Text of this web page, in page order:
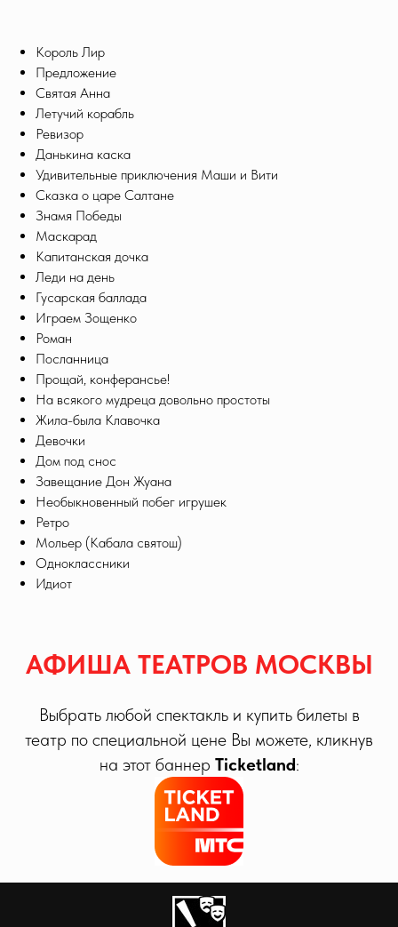
Король Лир
Предложение
Святая Анна
Летучий корабль
Ревизор
Данькина каска
Удивительные приключения Маши и Вити
Сказка о царе Салтане
Знамя Победы
Маскарад
Капитанская дочка
Леди на день
Гусарская баллада
Играем Зощенко
Роман
Посланница
Прощай, конферансье!
На всякого мудреца довольно простоты
Жила-была Клавочка
Девочки
Дом под снос
Завещание Дон Жуана
Необыкновенный побег игрушек
Ретро
Мольер (Кабала святош)
Одноклассники
Идиот
АФИША ТЕАТРОВ МОСКВЫ
Выбрать любой спектакль и купить билеты в
театр по специальной цене Вы можете, кликнув
на этот баннер Ticketland: